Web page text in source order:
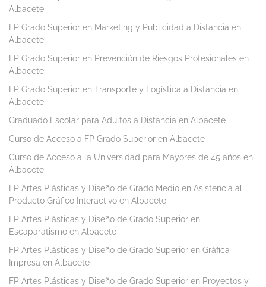
Albacete
FP Grado Superior en Marketing y Publicidad a Distancia en
Albacete
FP Grado Superior en Prevención de Riesgos Profesionales en
Albacete
FP Grado Superior en Transporte y Logística a Distancia en
Albacete
Graduado Escolar para Adultos a Distancia en Albacete
Curso de Acceso a FP Grado Superior en Albacete
Curso de Acceso a la Universidad para Mayores de 45 años en
Albacete
FP Artes Plásticas y Diseño de Grado Medio en Asistencia al
Producto Gráfico Interactivo en Albacete
FP Artes Plásticas y Diseño de Grado Superior en
Escaparatismo en Albacete
FP Artes Plásticas y Diseño de Grado Superior en Gráfica
Impresa en Albacete
FP Artes Plásticas y Diseño de Grado Superior en Proyectos y